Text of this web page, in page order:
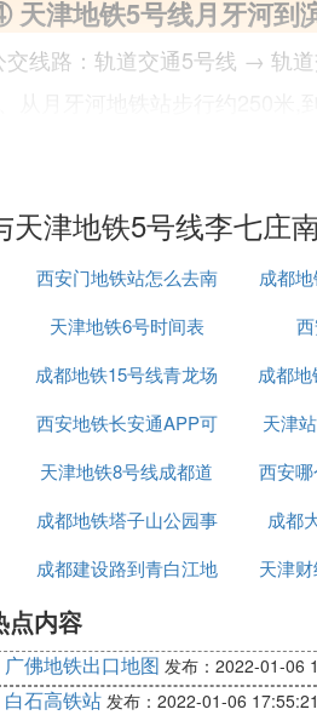
天津地铁5号线月牙河到
交线路：轨道交通5号线 → 轨
步行约740米,到达滨江道步行
⑤ 天津地铁5号线月牙河
从天津地铁5号线北辰科技园北
⑥ 天津地铁5号线的换乘线
本线设有11座换乘站，可与11
——辽河北道——宜兴埠北——张
号线(规划)围堤道——文化中心天
天津地铁Z1线(规划) 天津宾馆
线(在建)中医一附院——李七庄——
天津地铁5号线李七庄
西安门地铁站怎么去南
京眼
成都
天津地铁6号时间表
2015
成都地铁15号线青龙场
成都
西安地铁长安通APP可
以刷公交车吗
天津
天津地铁8号线成都道
站位置
西安
成都地铁塔子山公园事
件
成都
成都建设路到青白江地
天津
点内容
广佛地铁出口地图 发布：2022-01-06
白石高铁站 发布：2022-01-06 17:55:21